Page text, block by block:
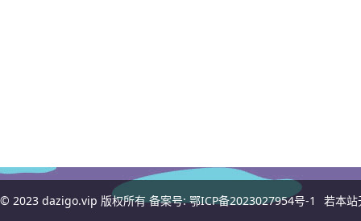
© 2023 dazigo.vip 版权所有 备案号:鄂ICP备2023027954号-1 若本